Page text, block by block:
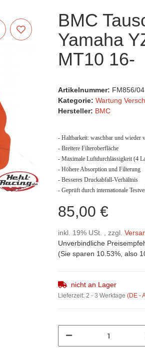
BMC
Yamaha
MT10 16-
Artikelnummer: FM856/04
Kategorie:Wartung
Hersteller: BMC
- Haltbarkeit: waschbar und wieder
- Breitere Filteroberfläche
- Maximale Luftdurchlässigkeit (4
- Höhere Absorption und Filterung
- Besseres Druckabfall-Verhältnis
- Geprüft durch internationale
85,00 €
inkl. 19% USt. , zzgl.
Unverbindliche
(Sie sparen 10.53%, also
nicht an Lager
Lieferzeit:2 - 3 Werktage(DE -